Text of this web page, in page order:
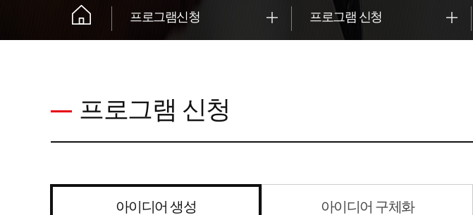
프로그램신청 프로그램 신청
프로그램 신청
아이디어 생성 아이디어 구체화